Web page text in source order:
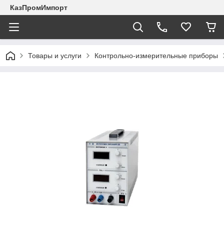
КазПромИмпорт
Товары и услуги Контрольно-измерительные приборы